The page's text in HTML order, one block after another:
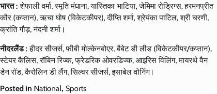
भारत :शेफाली वर्मा, स्मृति मंधाना, यास्तिका भाटिया, जेमिमा रोड्रिग्स, हरमनप्रीत
कौर (कप्तान), ऋचा घोष (विकेटकीपर), दीप्ति शर्मा, श्रेयंका पाटिल, श्री चरणी,
क्रांति गौड़, नंदनी शर्मा।
नीदरलैंड :हीदर सीजर्स, फीबी मोल्केनबोएर, बैबेट डी लीड (विकेटकीपर/कप्तान),
स्टेयर कैलिस, रॉबिन रिज्क, फ्रेडरिक ओवरडिज्क, आइरिस विलिंग, मायरथे वैन
डेन रॉड, कैरोलिन डी लैंग, सिल्वर सीजर्स, इसाबेल वोनिंग।
Posted in National, Sports